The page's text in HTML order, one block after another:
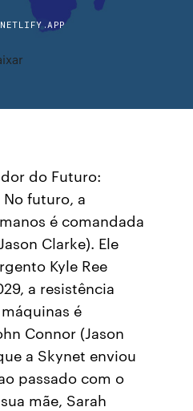
do Futuro:
futuro, a
é comandada
Clarke). Ele
Kyle Ree
a resistência
é
Connor (Jason
a Skynet enviou
passado com o
mãe, Sarah